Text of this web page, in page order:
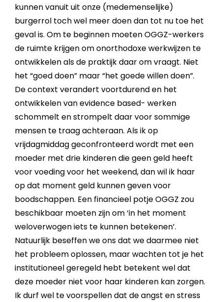
kunnen vanuit uit onze (medemenselijke)
burgerrol toch wel meer doen dan tot nu toe het
geval is. Om te beginnen moeten OGGZ-werkers
de ruimte krijgen om onorthodoxe werkwijzen te
ontwikkelen als de praktijk daar om vraagt. Niet
het “goed doen” maar “het goede willen doen”.
De context verandert voortdurend en het
ontwikkelen van evidence based- werken
schommelt en strompelt daar voor sommige
mensen te traag achteraan. Als ik op
vrijdagmiddag geconfronteerd wordt met een
moeder met drie kinderen die geen geld heeft
voor voeding voor het weekend, dan wil ik haar
op dat moment geld kunnen geven voor
boodschappen. Een financieel potje OGGZ zou
beschikbaar moeten zijn om ‘in het moment
weloverwogen iets te kunnen betekenen’.
Natuurlijk beseffen we ons dat we daarmee niet
het probleem oplossen, maar wachten tot je het
institutioneel geregeld hebt betekent wel dat
deze moeder niet voor haar kinderen kan zorgen.
Ik durf wel te voorspellen dat de angst en stress